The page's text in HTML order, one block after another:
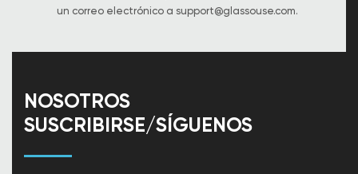
un correo electrónico a support@glassouse.com.
NOSOTROS
SUSCRIBIRSE/SÍGUENOS